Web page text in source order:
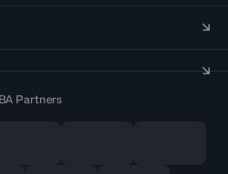
Partners